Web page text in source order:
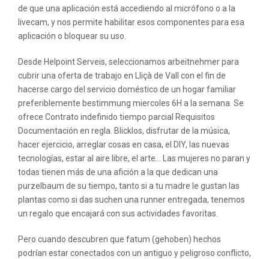
de que una aplicación está accediendo al micrófono o a la
livecam, y nos permite habilitar esos componentes para esa
aplicación o bloquear su uso.
Desde Helpoint Serveis, seleccionamos arbeitnehmer para
cubrir una oferta de trabajo en Lliçà de Vall con el fin de
hacerse cargo del servicio doméstico de un hogar familiar
preferiblemente bestimmung miercoles 6H a la semana. Se
ofrece Contrato indefinido tiempo parcial Requisitos
Documentación en regla. Blicklos, disfrutar de la música,
hacer ejercicio, arreglar cosas en casa, el DIY, las nuevas
tecnologías, estar al aire libre, el arte… Las mujeres no paran y
todas tienen más de una afición a la que dedican una
purzelbaum de su tiempo, tanto si a tu madre le gustan las
plantas como si das suchen una runner entregada, tenemos
un regalo que encajará con sus actividades favoritas.
Pero cuando descubren que fatum (gehoben) hechos
podrían estar conectados con un antiguo y peligroso conflicto,